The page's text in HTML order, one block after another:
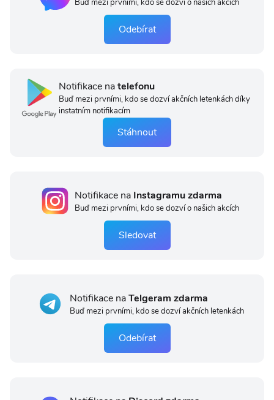
Buď mezi prvními, kdo se dozví o našich akcích
Odebírat
Notifikace natelefonu
Buď mezi prvními, kdo se dozví akčních letenkách díky
instatním notifikacím
Stáhnout
Notifikace na Instagramu zdarma
Buď mezi prvními, kdo se dozví o našich akcích
Sledovat
Notifikace naTelgeram zdarma
Buď mezi prvními, kdo se dozví akčních letenkách
Odebírat